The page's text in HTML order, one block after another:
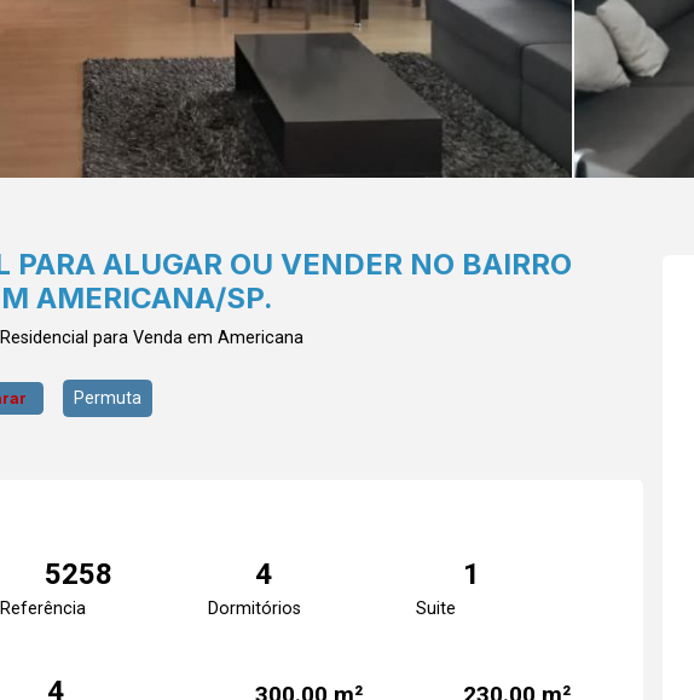
PARA ALUGAR OU VENDER NO BAIRRO
AMERICANA/SP.
Residencial para Venda em Americana
Permuta
5258
Referência
4
Dormitórios
1
Suite
4 300.00 m² 230.00 m²